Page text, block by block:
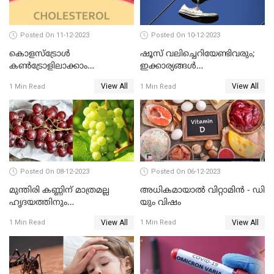
Posted On 11-12-2023
കൊളസ്‌ട്രോള്‍
കൺട്രോളിലാക്കാം
1 Min Read View All
Posted On 10-12-2023
ഷൂസ് വലിച്ചെറിയേണ്ടിവരും;
ഇക്കാര്യങ്ങൾ
1 Min Read View All
Posted On 08-12-2023
മുന്തിരി കണ്ണിന് മാത്രമല്ല
ഹൃദയത്തിനും
ബെസ്റ്റാണ്
1 Min Read View All
Posted On 06-12-2023
അധികമായാല്‍ വിറ്റാമിന്‍ - ഡി
യും വിഷം
1 Min Read View All